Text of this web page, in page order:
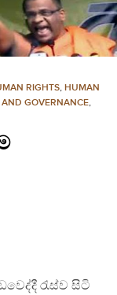
RIGHTS, HUMAN
AND GOVERNANCE,
රැස්ව සිටි